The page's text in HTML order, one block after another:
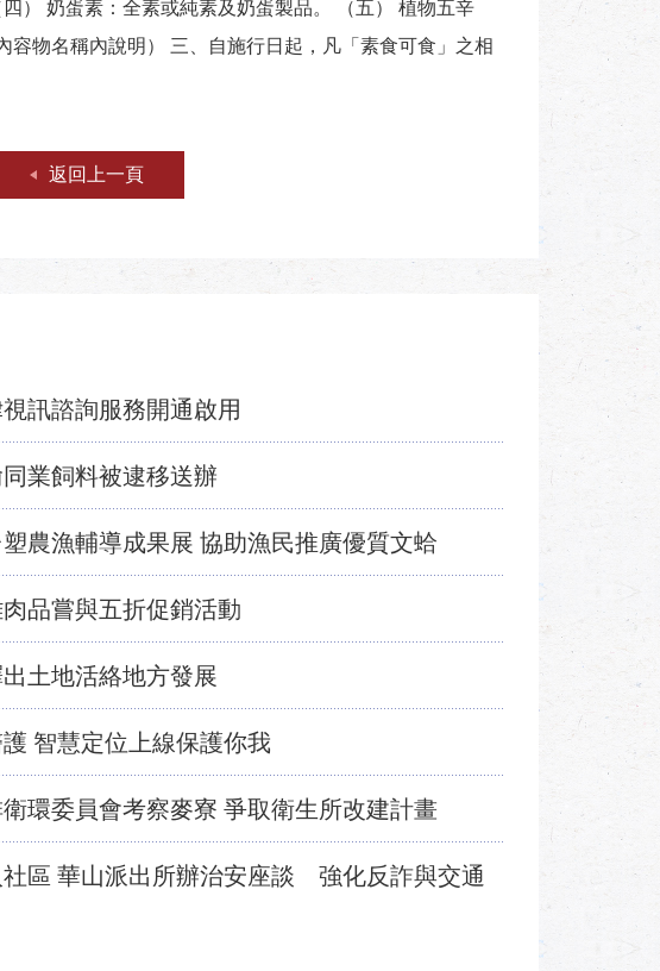
） 奶蛋素：全素或純素及奶蛋製品。 （五） 植物五辛
物名稱內說明） 三、自施行日起，凡「素食可食」之相
返回上一頁
訊諮詢服務開通啟用
業飼料被逮移送辦
農漁輔導成果展 協助漁民推廣優質文蛤
品嘗與五折促銷活動
土地活絡地方發展
智慧定位上線保護你我
環委員會考察麥寮 爭取衛生所改建計畫
區 華山派出所辦治安座談 強化反詐與交通